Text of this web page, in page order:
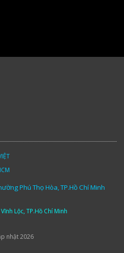
Phú Thọ Hòa, TP.Hồ Chí Minh
Lộc, TP.Hồ Chí Minh
nhật 2026